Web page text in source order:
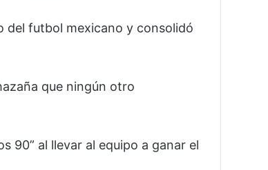
del futbol mexicano y consolidó
que ningún otro
90” al llevar al equipo a ganar el